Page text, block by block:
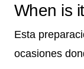
When is
Esta
ocasiones